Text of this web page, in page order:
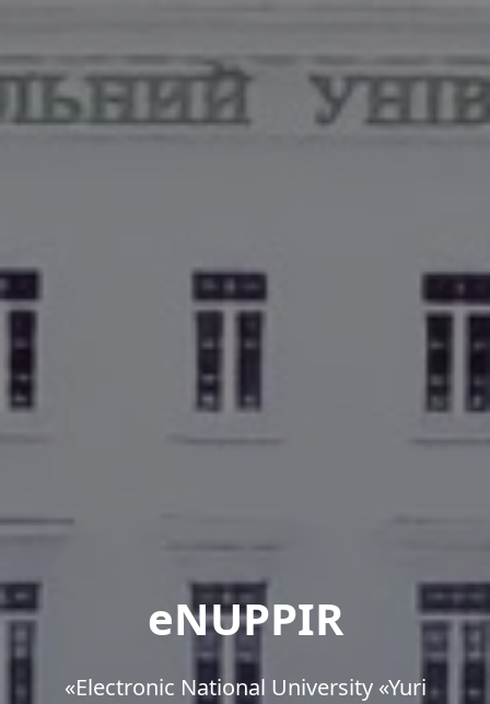
eNUPPIR
«Еlectronic National University «Yuri